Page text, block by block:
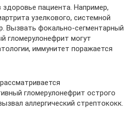
здоровье пациента. Например,
узелкового, системной
Вызвать фокально-сегментарный
гломерулонефрит могут
иммунитет поражается
гломерулонефрит острого
аллергический стрептококк.